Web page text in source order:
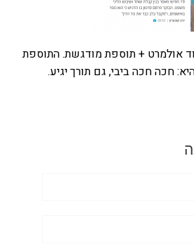
אולמרט + תוספת מודגשת. התוספת
חכה חכה ביבי, גם תורך יגיע.